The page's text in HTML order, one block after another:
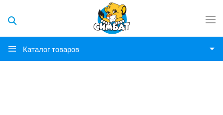
Каталог товаров